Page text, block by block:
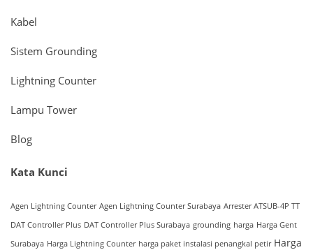
Kabel
Sistem Grounding
Lightning Counter
Lampu Tower
Blog
Kata Kunci
Agen Lightning Counter Agen Lightning Counter Surabaya Arrester ATSUB-4P TT
DAT Controller Plus DAT Controller Plus Surabaya grounding harga Harga Gent
Surabaya Harga Lightning Counter harga paket instalasi penangkal petir Harga